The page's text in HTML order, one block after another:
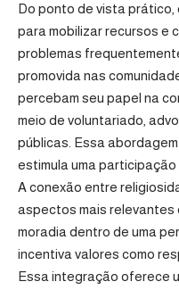
Do ponto de vista prático,
para mobilizar recursos e
problemas
promovida nas
percebam seu papel na
meio de voluntariado,
públicas. Essa
estimula uma
A conexão entre
aspectos mais relevantes
moradia dentro de uma
incentiva valores como
Essa integração oferece